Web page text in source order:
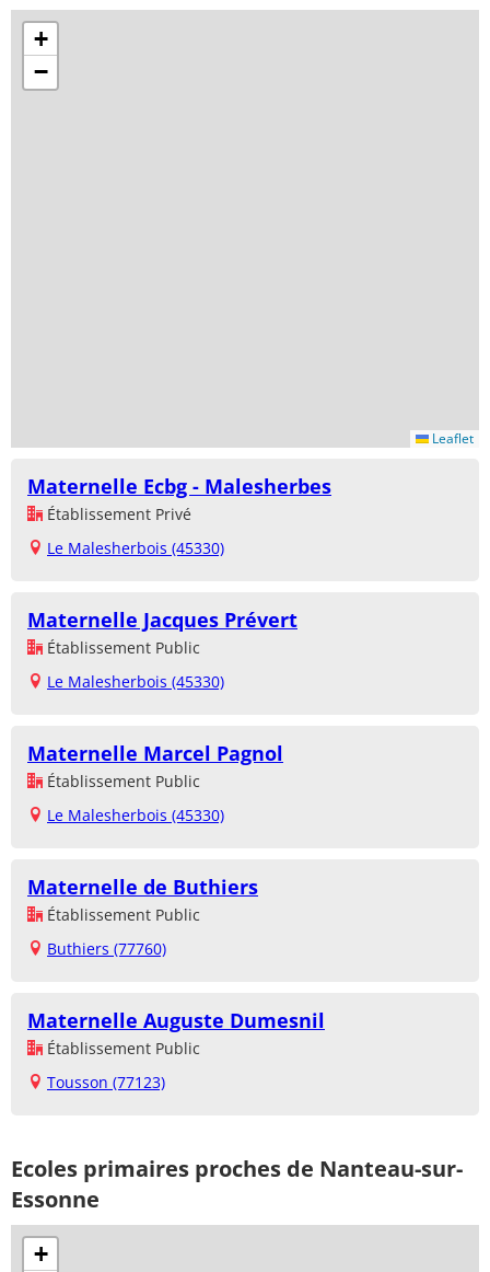
+
−
Leaflet
Maternelle Ecbg - Malesherbes
Établissement Privé
Le Malesherbois (45330)
Maternelle Jacques Prévert
Établissement Public
Le Malesherbois (45330)
Maternelle Marcel Pagnol
Établissement Public
Le Malesherbois (45330)
Maternelle de Buthiers
Établissement Public
Buthiers (77760)
Maternelle Auguste Dumesnil
Établissement Public
Tousson (77123)
Ecoles primaires proches de Nanteau-sur-
Essonne
+